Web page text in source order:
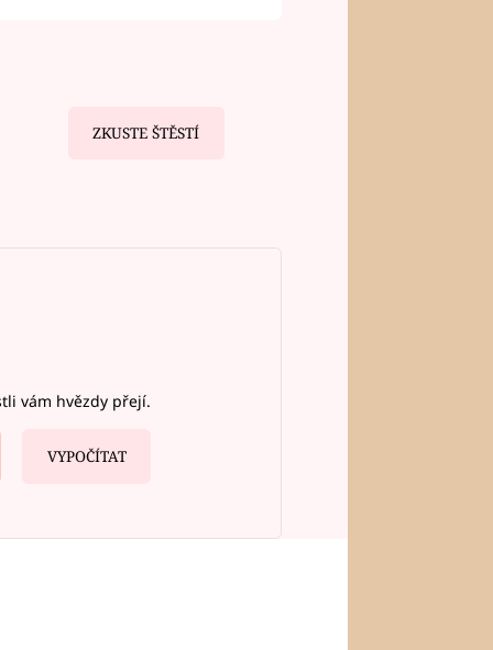
ZKUSTE ŠTĚSTÍ
vám hvězdy přejí.
VYPOČÍTAT